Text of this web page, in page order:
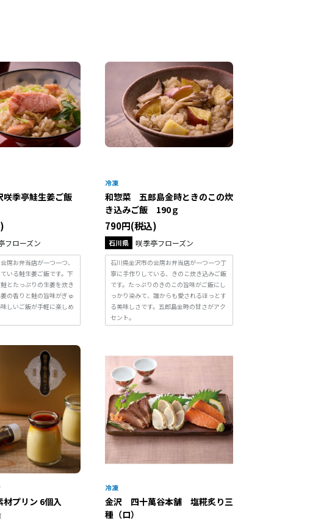
季亭鮭生姜ご飯
フローズン
席お弁当店が一つ一つ、
いる鮭生姜ご飯です。下
とたっぷりの生姜を炊き
の香りと鮭の旨味がぎゅ
しいご飯が手軽に楽しめ
和惣菜 五郎島金時ときのこの炊
き込みご飯 190ｇ
790円(税込)
石川県 咲季亭フローズン
石川県金沢市の会席お弁当店が一つ一つ丁
寧に手作りしている、きのこ炊き込みご飯
です。たっぷりのきのこの旨味がご飯にし
っかり染みて、誰からも愛されるほっとす
る美味しさです。五郎島金時の甘さがアク
セント。
材プリン 6個入
金沢 四十萬谷本舗 塩糀炙り三
種（ロ）